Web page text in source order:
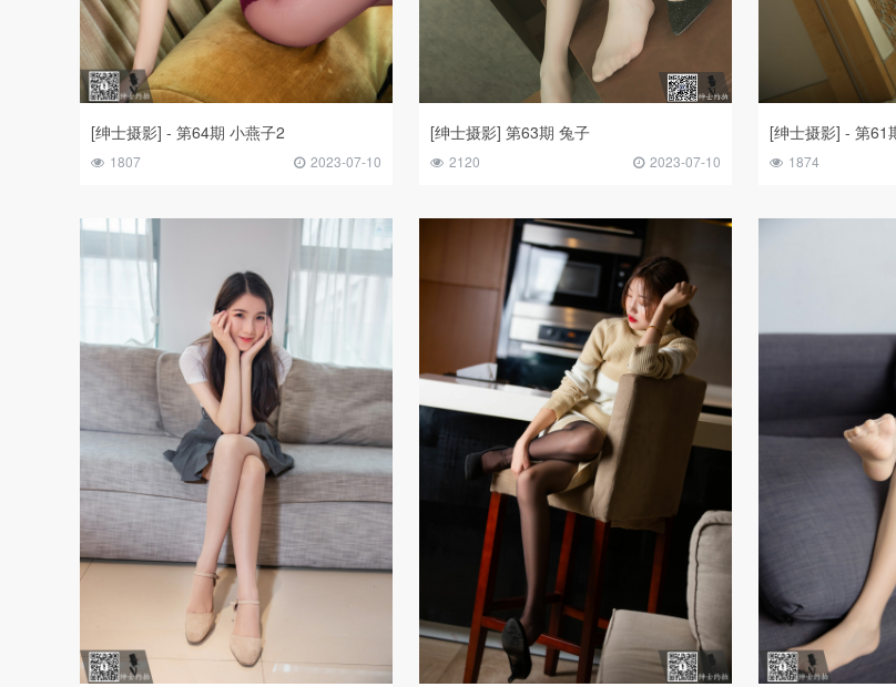
[绅士摄影] - 第64期 小燕子2
1807 2023-07-10
[绅士摄影] 第63期 兔子
2120 2023-07-10
[绅士摄影] - 第61
1874